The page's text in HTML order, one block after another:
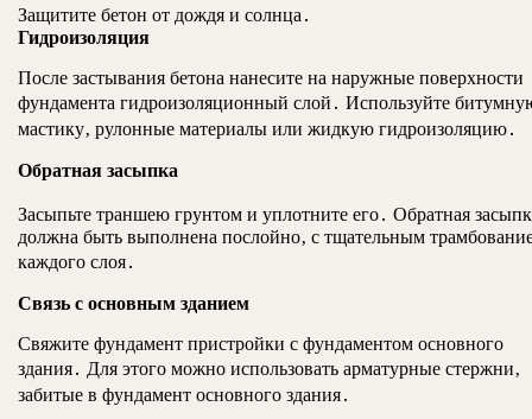
Защитите бетон от дождя и солнца․
Гидроизоляция
После застывания бетона нанесите на наружные поверхности
фундамента гидроизоляционный слой․ Используйте
мастику‚ рулонные материалы или жидкую гидроизоляцию․
Обратная засыпка
Засыпьте траншею грунтом и уплотните его․ Обратная
должна быть выполнена послойно‚ с тщательным
каждого слоя․
Связь с основным зданием
Свяжите фундамент пристройки с фундаментом основного
здания․ Для этого можно использовать арматурные стержни‚
забитые в фундамент основного здания․